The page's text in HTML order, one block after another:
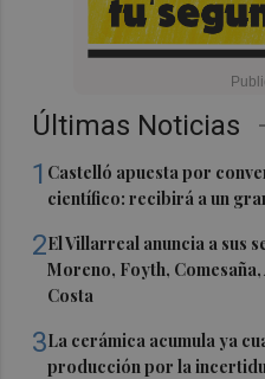
Últimas Noticias
1 Castelló apuesta por
científico: recibirá a un
2El Villarreal anuncia a sus
Moreno, Foyth,
Costa
3La cerámica acumula ya
producción por la